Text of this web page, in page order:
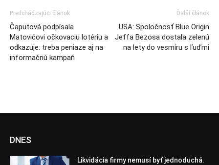
Predchádzajúci článok
Čaputová podpísala
Matovičovi očkovaciu lotériu a
odkazuje: treba peniaze aj na
informačnú kampaň
Ďalší článok
USA: Spoločnosť Blue Origin
Jeffa Bezosa dostala zelenú
na lety do vesmíru s ľuďmi
DNES
Likvidácia firmy nemusí byť jednoduchá.